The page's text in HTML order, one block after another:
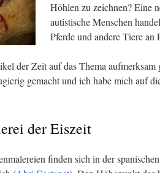
Höhlen zu zeichnen? Eine
autistische Menschen
Pferde und andere Tiere an
der Zeit auf das Thema
gemacht und ich habe mich auf
der Eiszeit
finden sich in der